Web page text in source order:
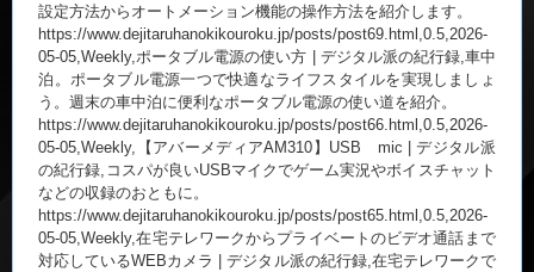
設定方法からオートメーション機能の操作方法を紹介します。
https://www.dejitaruhanokikouroku.jp/posts/post69.html,0.5,2026-
05-05,Weekly,ポータブル電源の使い方 | デジタル派の紀行録,車中
泊。ポータブル電源一つで快適なライフスタイルを実現しましょ
う。週末の車中泊に便利なポータブル電源の使い道を紹介。
https://www.dejitaruhanokikouroku.jp/posts/post66.html,0.5,2026-
05-05,Weekly,【アバーメディアAM310】USB mic | デジタル派
の紀行録,コスパが良いUSBマイクでゲーム実況やボイスチャット
などの収録のおともに。
https://www.dejitaruhanokikouroku.jp/posts/post65.html,0.5,2026-
05-05,Weekly,在宅テレワークからプライベートのビデオ通話まで
対応しているWEBカメラ | デジタル派の紀行録,在宅テレワークで